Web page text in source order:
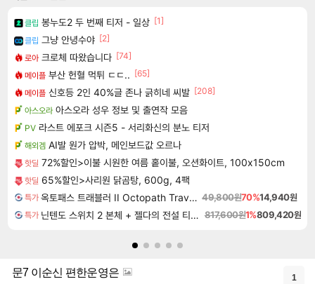
클립 봉누도2 두 번째 티저 - 일상 [1]
클립 그냥 안녕수야 [2]
로아 크로체 따왔습니다 [74]
메이플 부산 헌혈 먹튀 ㄷㄷ.. [65]
메이플 신호등 2인 40%글 존나 긁히네 씨발 [208]
아스오라 아스오라 성우 정보 및 출연작 모음
PV 라스트 에포크 시즌5 - 서리화신의 분노 티저
해외겜 AI발 원가 압박, 메인보드값 오르나
핫딜 72%할인>이불 시원한 여름 홑이불, 오션화이트, 100x150cm
핫딜 65%할인>사리원 닭곰탕, 600g, 4팩
특가 옥토패스 트래블러 II Octopath Traveler II 49,800원70%14,940원
특가 닌텐도 스위치 2 본체 + 젤다의 전설 티어스 오브 더 킹덤 닌텐도 스위치 2 에디션 + 젤다의 전설 브레스 오브 더 와일드 닌텐도 스위치 2 에디션 번들 817,600원1%809,420원
문7 이순신 편한운영은 1